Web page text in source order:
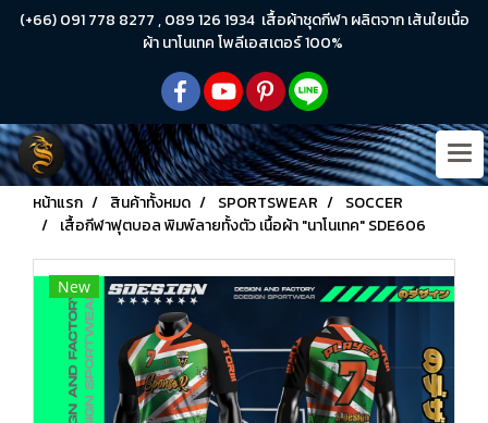
(+66) 091 778 8277 , 089 126 1934 เสื้อผ้าชุดกีฬา ผลิตจาก เส้นใยเนื้อ
ผ้า นาโนเทค โพลีเอสเตอร์ 100%
หน้าแรก สินค้าทั้งหมด SPORTSWEAR
SOCCER
เสื้อกีฬาฟุตบอล พิมพ์ลายทั้งตัว เนื้อผ้า "นาโนเทค" SDE606
New